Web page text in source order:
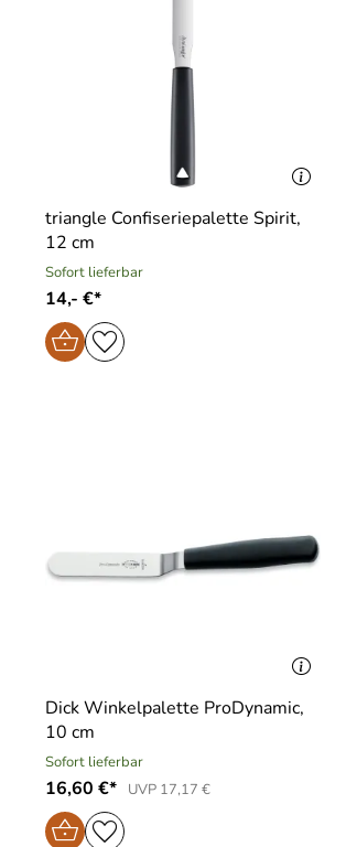
triangle Confiseriepalette Spirit,
12 cm
Sofort lieferbar
14,- €*
Dick Winkelpalette ProDynamic,
10 cm
Sofort lieferbar
16,60 €* UVP 17,17 €